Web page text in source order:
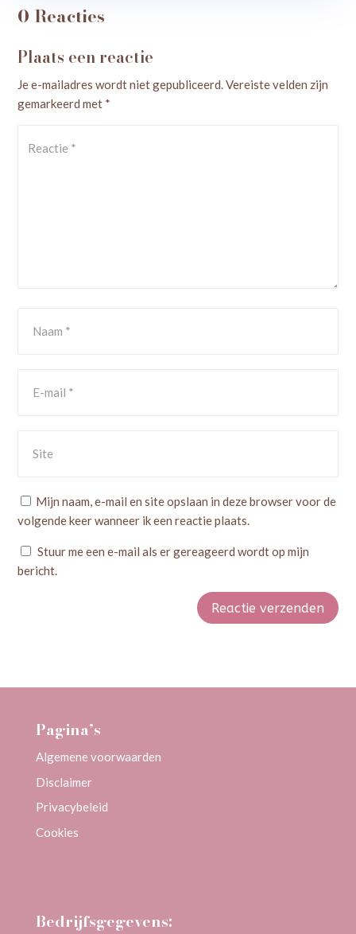
0 Reacties
Plaats een reactie
Je e-mailadres wordt niet gepubliceerd.Vereiste velden zijn
gemarkeerd met *
Mijn naam, e-mail en site opslaan in deze browser voor de
volgende keer wanneer ik een reactie plaats.
Stuur me een e-mail als er gereageerd wordt op mijn
bericht.
Reactie verzenden
Pagina’s
Algemene voorwaarden
Disclaimer
Privacybeleid
Cookies
Bedrijfsgegevens: